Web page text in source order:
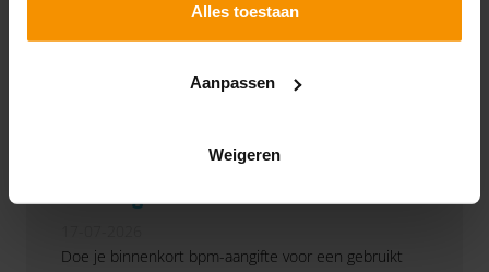
Alles toestaan
Aanpassen
Weigeren
aangiftes bij gebruikte
Doe je binnenkort bpm-aangifte voor een gebruikt